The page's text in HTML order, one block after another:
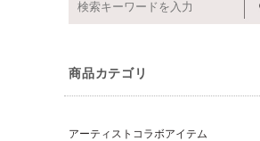
商品カテゴリ
アーティストコラボアイテム